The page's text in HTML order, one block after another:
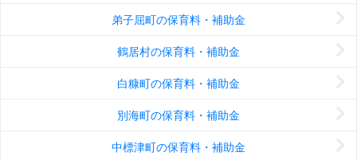
弟子屈町の保育料・補助金
鶴居村の保育料・補助金
白糠町の保育料・補助金
別海町の保育料・補助金
中標津町の保育料・補助金